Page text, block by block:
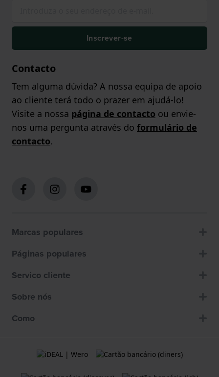
Inscrever-se
Contacto
Tem alguma dúvida? A nossa equipa de apoio
ao cliente terá todo o prazer em ajudá-lo!
Visite a nossa página de contacto ou envie-
nos uma pergunta através do formulário de
contacto.
Marcas populares
Páginas populares
Servico cliente
Sobre nós
Como